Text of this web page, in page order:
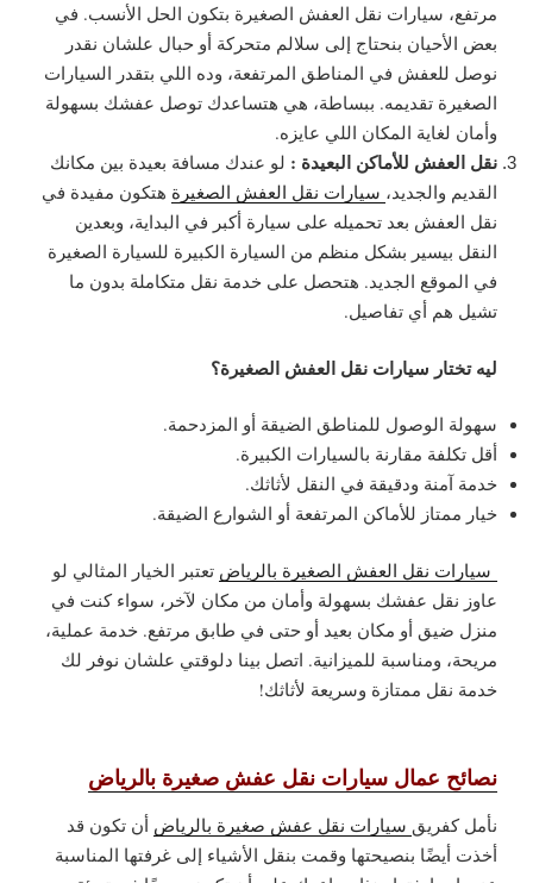
مرتفع، سيارات نقل العفش الصغيرة بتكون الحل الأنسب. في
بعض الأحيان بنحتاج إلى سلالم متحركة أو حبال علشان نقدر
نوصل للعفش في المناطق المرتفعة، وده اللي بتقدر السيارات
الصغيرة تقديمه. ببساطة، هي هتساعدك توصل عفشك بسهولة
وأمان لغاية المكان اللي عايزه.
نقل العفش للأماكن البعيدة : لو عندك مسافة بعيدة بين مكانك
القديم والجديد، سيارات نقل العفش الصغيرة هتكون مفيدة في
نقل العفش بعد تحميله على سيارة أكبر في البداية، وبعدين
النقل بيسير بشكل منظم من السيارة الكبيرة للسيارة الصغيرة
في الموقع الجديد. هتحصل على خدمة نقل متكاملة بدون ما
تشيل هم أي تفاصيل.
ليه تختار سيارات نقل العفش الصغيرة؟
سهولة الوصول للمناطق الضيقة أو المزدحمة.
أقل تكلفة مقارنة بالسيارات الكبيرة.
خدمة آمنة ودقيقة في النقل لأثاثك.
خيار ممتاز للأماكن المرتفعة أو الشوارع الضيقة.
سيارات نقل العفش الصغيرة بالرياض تعتبر الخيار المثالي لو
عاوز نقل عفشك بسهولة وأمان من مكان لآخر، سواء كنت في
منزل ضيق أو مكان بعيد أو حتى في طابق مرتفع. خدمة عملية،
مريحة، ومناسبة للميزانية. اتصل بينا دلوقتي علشان نوفر لك
خدمة نقل ممتازة وسريعة لأثاثك!
نصائح عمال سيارات نقل عفش صغيرة بالرياض
نأمل كفريق سيارات نقل عفش صغيرة بالرياض أن تكون قد
أخذت أيضًا بنصيحتها وقمت بنقل الأشياء إلى غرفتها المناسبة